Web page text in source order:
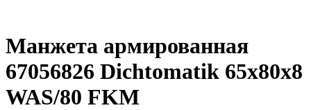
Манжета армированная
67056826 Dichtomatik 65x80x8
WAS/80 FKM